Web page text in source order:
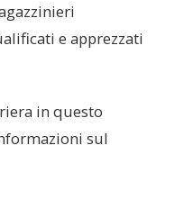
e apprezzati
in questo
sul